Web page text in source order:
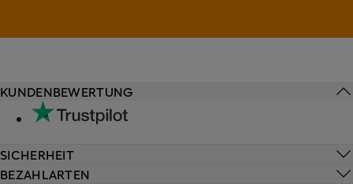
KUNDENBEWERTUNG
SICHERHEIT
BEZAHLARTEN